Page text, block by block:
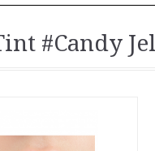
#Candy